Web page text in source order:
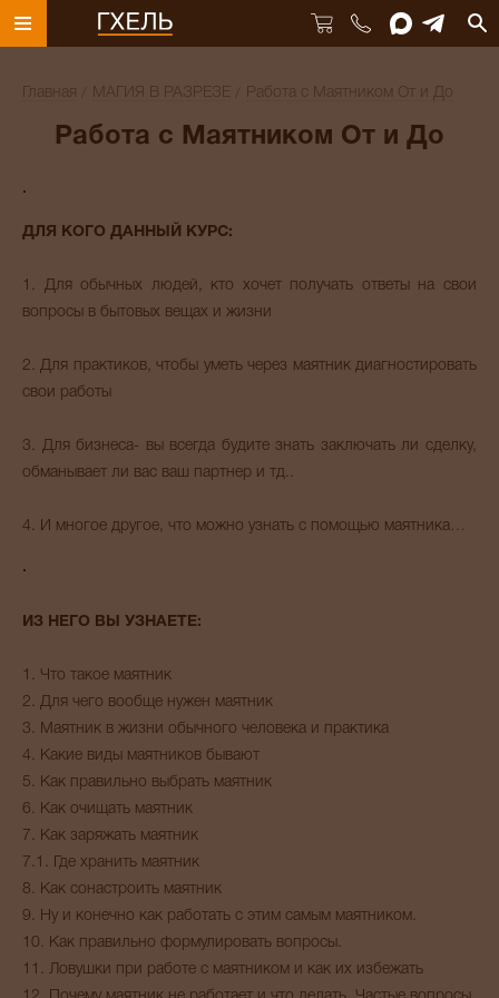
Главная МАГИЯ В РАЗРЕЗЕ Работа с Маятником От и До
Работа с Маятником От и До
ДЛЯ КОГО ДАННЫЙ КУРС:
1. Для обычных людей, кто хочет получать ответы на свои
вопросы в бытовых вещах и жизни
2. Для практиков, чтобы уметь через маятник диагностировать
свои работы
3. Для бизнеса- вы всегда будите знать заключать ли сделку,
обманывает ли вас ваш партнер и тд..
4. И многое другое, что можно узнать с помощью маятника…
ИЗ НЕГО ВЫ УЗНАЕТЕ:
1. Что такое маятник
2. Для чего вообще нужен маятник
3. Маятник в жизни обычного человека и практика
4. Какие виды маятников бывают
5. Как правильно выбрать маятник
6. Как очищать маятник
7. Как заряжать маятник
7.1. Где хранить маятник
8. Как сонастроить маятник
9. Ну и конечно как работать с этим самым маятником.
10. Как правильно формулировать вопросы.
11. Ловушки при работе с маятником и как их избежать